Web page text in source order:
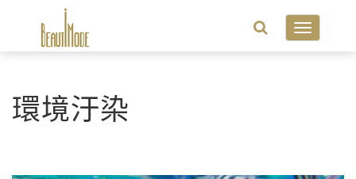
Toggle
環境汙染